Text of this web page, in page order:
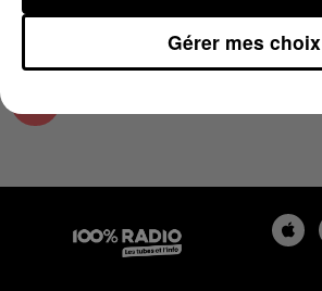
Gérer mes choix